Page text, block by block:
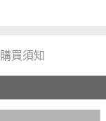
購買須知